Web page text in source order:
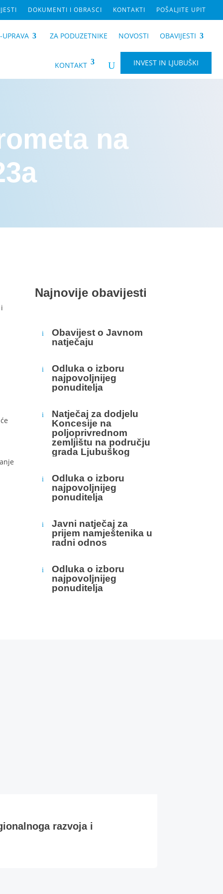
DOKUMENTI I OBRASCI KONTAKTI POŠALJITE UPIT
UPRAVA ZA PODUZETNIKE NOVOSTI OBAVIJESTI
KONTAKT U INVEST IN LJUBUŠKI
na
Najnovije obavijesti
i
Obavijest o Javnom
natječaju
i
Odluka o izboru
najpovoljnijeg
ponuditelja
i
Natječaj za dodjelu
Koncesije na
poljoprivrednom
zemljištu na području
grada Ljubuškog
i
Odluka o izboru
najpovoljnijeg
ponuditelja
i
Javni natječaj za
prijem namještenika u
radni odnos
i
Odluka o izboru
najpovoljnijeg
ponuditelja
razvoja i